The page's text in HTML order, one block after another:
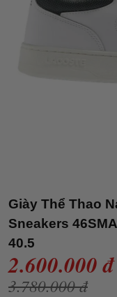
Giày Thể Thao
Sneakers
40.5
2.600.000 đ
3.780.000 đ